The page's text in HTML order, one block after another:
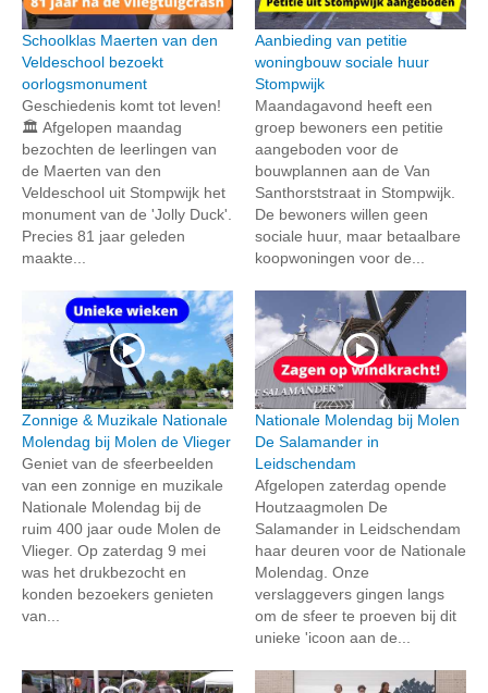
Schoolklas Maerten van den
Veldeschool bezoekt
oorlogsmonument
Geschiedenis komt tot leven!
🏛️ Afgelopen maandag
bezochten de leerlingen van
de Maerten van den
Veldeschool uit Stompwijk het
monument van de 'Jolly Duck'.
Precies 81 jaar geleden
maakte...
Aanbieding van petitie
woningbouw sociale huur
Stompwijk
Maandagavond heeft een
groep bewoners een petitie
aangeboden voor de
bouwplannen aan de Van
Santhorststraat in Stompwijk.
De bewoners willen geen
sociale huur, maar betaalbare
koopwoningen voor de...
Zonnige & Muzikale Nationale
Molendag bij Molen de Vlieger
Geniet van de sfeerbeelden
van een zonnige en muzikale
Nationale Molendag bij de
ruim 400 jaar oude Molen de
Vlieger. Op zaterdag 9 mei
was het drukbezocht en
konden bezoekers genieten
van...
Nationale Molendag bij Molen
De Salamander in
Leidschendam
Afgelopen zaterdag opende
Houtzaagmolen De
Salamander in Leidschendam
haar deuren voor de Nationale
Molendag. Onze
verslaggevers gingen langs
om de sfeer te proeven bij dit
unieke 'icoon aan de...